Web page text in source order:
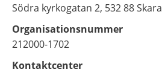
Södra kyrkogatan 2, 532 88 Skara
Organisationsnummer
212000-1702
Kontaktcenter